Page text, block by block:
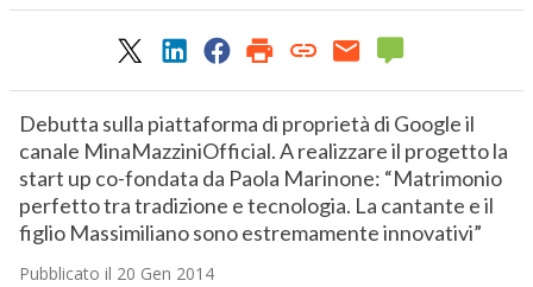
Debutta sulla piattaforma di proprietà di Google il
canale MinaMazziniOfficial. A realizzare il progetto la
start up co-fondata da Paola Marinone: “Matrimonio
perfetto tra tradizione e tecnologia. La cantante e il
figlio Massimiliano sono estremamente innovativi”
Pubblicato il 20 Gen 2014